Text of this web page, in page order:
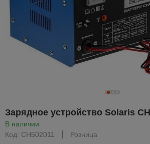
Зарядное устройство Solaris
В наличии
Код: CH502011
Розница